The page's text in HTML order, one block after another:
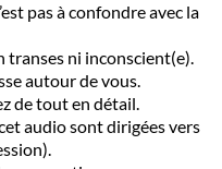
pas à confondre avec la
transes ni inconscient(e).
autour de vous.
de tout en détail.
audio sont dirigées vers